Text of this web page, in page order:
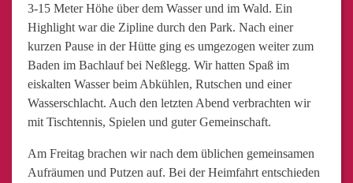
3-15 Meter Höhe über dem Wasser und im Wald. Ein
Highlight war die Zipline durch den Park. Nach einer
kurzen Pause in der Hütte ging es umgezogen weiter zum
Baden im Bachlauf bei Neßlegg. Wir hatten Spaß im
eiskalten Wasser beim Abkühlen, Rutschen und einer
Wasserschlacht. Auch den letzten Abend verbrachten wir
mit Tischtennis, Spielen und guter Gemeinschaft.
Am Freitag brachen wir nach dem üblichen gemeinsamen
Aufräumen und Putzen auf. Bei der Heimfahrt entschieden